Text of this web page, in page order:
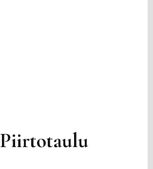
Piirtotaulu